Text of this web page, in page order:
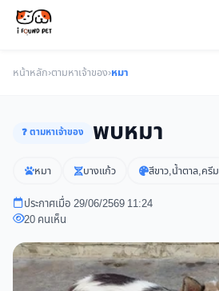
หน้าหลัก›ตามหาเจ้าของ›หมา
❓ ตามหาเจ้าของ พบหมา
หมา บางแก้ว สีขาว,น้ำตาล,ครีม
ประกาศเมื่อ 29/06/2569 11:24
20 คนเห็น